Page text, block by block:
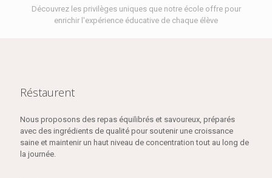
Découvrez les privilèges uniques que notre école offre pour
enrichir l'expérience éducative de chaque élève
Réstaurent
Nous proposons des repas équilibrés et savoureux, préparés
avec des ingrédients de qualité pour soutenir une croissance
saine et maintenir un haut niveau de concentration tout au long de
la journée.